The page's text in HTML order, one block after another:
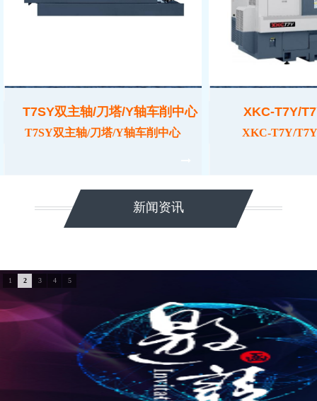
T7SY双主轴/刀塔/Y轴车削中心
T7SY双主轴/刀塔/Y轴车削中心
XKC-T7Y/
XKC-T7Y/
新闻资讯
1 2 3 4 5